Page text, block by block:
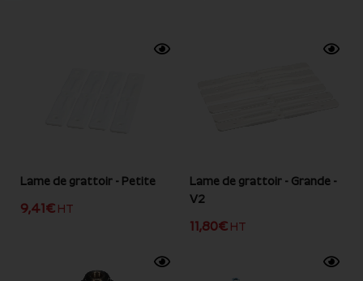
Lame de grattoir - Petite
9,41 € HT
Lame de grattoir - Grande -
V2
11,80€ HT